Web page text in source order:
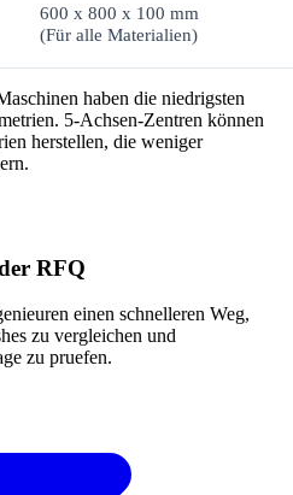
600 x 800 x 100 mm
(Für alle Materialien)
haben die niedrigsten
5-Achsen-Zentren können
herstellen, die weniger
RFQ
einen schnelleren Weg,
zu vergleichen und
zu pruefen.